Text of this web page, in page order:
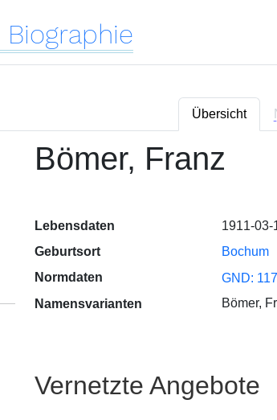
Biographie
Übersicht
Bömer, Franz
Lebensdaten
1911-03-
Geburtsort
Bochum
Normdaten
GND:
Namensvarianten
Bömer,
Vernetzte Angebote